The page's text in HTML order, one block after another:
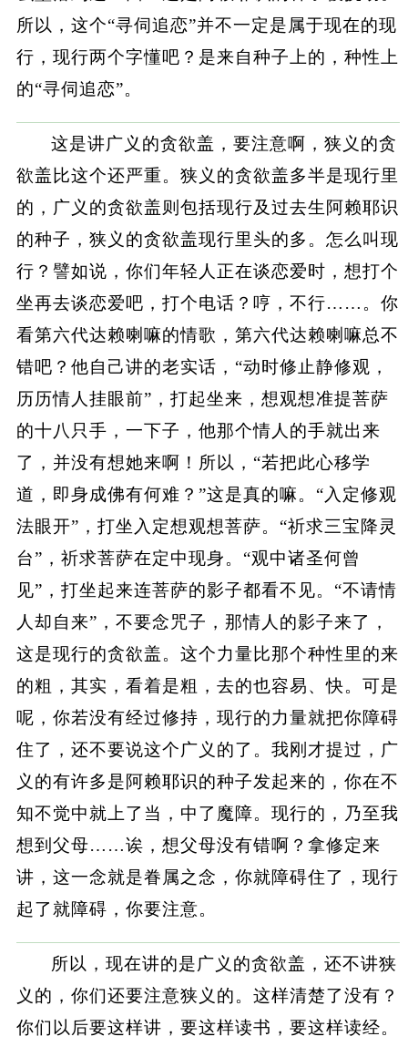
所以，这个“寻伺追恋”并不一定是属于现在的现
行，现行两个字懂吧？是来自种子上的，种性上
的“寻伺追恋”。
这是讲广义的贪欲盖，要注意啊，狭义的贪
欲盖比这个还严重。狭义的贪欲盖多半是现行里
的，广义的贪欲盖则包括现行及过去生阿赖耶识
的种子，狭义的贪欲盖现行里头的多。怎么叫现
行？譬如说，你们年轻人正在谈恋爱时，想打个
坐再去谈恋爱吧，打个电话？哼，不行……。你
看第六代达赖喇嘛的情歌，第六代达赖喇嘛总不
错吧？他自己讲的老实话，“动时修止静修观，
历历情人挂眼前”，打起坐来，想观想准提菩萨
的十八只手，一下子，他那个情人的手就出来
了，并没有想她来啊！所以，“若把此心移学
道，即身成佛有何难？”这是真的嘛。“入定修观
法眼开”，打坐入定想观想菩萨。“祈求三宝降灵
台”，祈求菩萨在定中现身。“观中诸圣何曾
见”，打坐起来连菩萨的影子都看不见。“不请情
人却自来”，不要念咒子，那情人的影子来了，
这是现行的贪欲盖。这个力量比那个种性里的来
的粗，其实，看着是粗，去的也容易、快。可是
呢，你若没有经过修持，现行的力量就把你障碍
住了，还不要说这个广义的了。我刚才提过，广
义的有许多是阿赖耶识的种子发起来的，你在不
知不觉中就上了当，中了魔障。现行的，乃至我
想到父母……诶，想父母没有错啊？拿修定来
讲，这一念就是眷属之念，你就障碍住了，现行
起了就障碍，你要注意。
所以，现在讲的是广义的贪欲盖，还不讲狭
义的，你们还要注意狭义的。这样清楚了没有？
你们以后要这样讲，要这样读书，要这样读经。